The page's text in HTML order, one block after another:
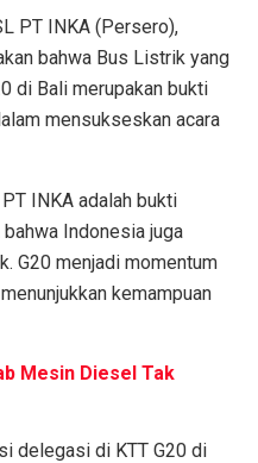
PT INKA (Persero),
bahwa Bus Listrik yang
di Bali merupakan bukti
mensukseskan acara
INKA adalah bukti
Indonesia juga
G20 menjadi momentum
kemampuan
Mesin Diesel Tak
delegasi di KTT G20 di